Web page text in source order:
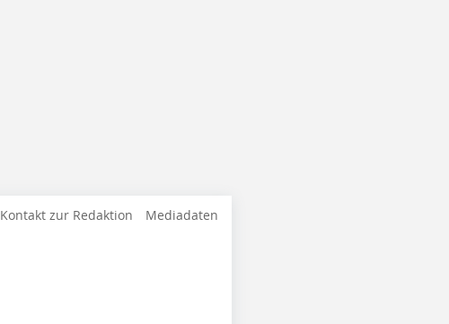
Kontakt zur Redaktion Mediadaten